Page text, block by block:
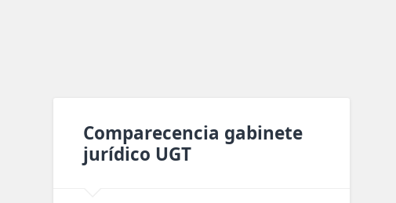
Comparecencia gabinete
jurídico UGT